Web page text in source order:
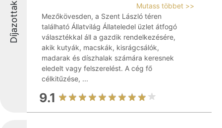
Díjazottak
Mutass többet >>
Mezőkövesden, a Szent László téren
található Állatvilág Állateledel üzlet átfogó
választékkal áll a gazdik rendelkezésére,
akik kutyák, macskák, kisrágcsálók,
madarak és díszhalak számára keresnek
eledelt vagy felszerelést. A cég fő
célkitűzése, ...
9.1